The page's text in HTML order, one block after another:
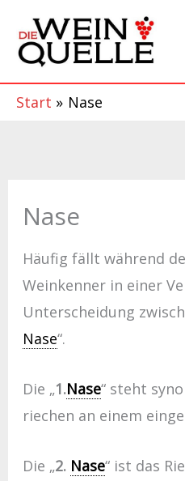
Inhalt
springen
Start Nase
Nase
Häufig fällt während
Weinkenner in einer
Unterscheidung
Nase“.
Die „1.Nase“ steht
riechen an einem
Die „2. Nase“ ist das